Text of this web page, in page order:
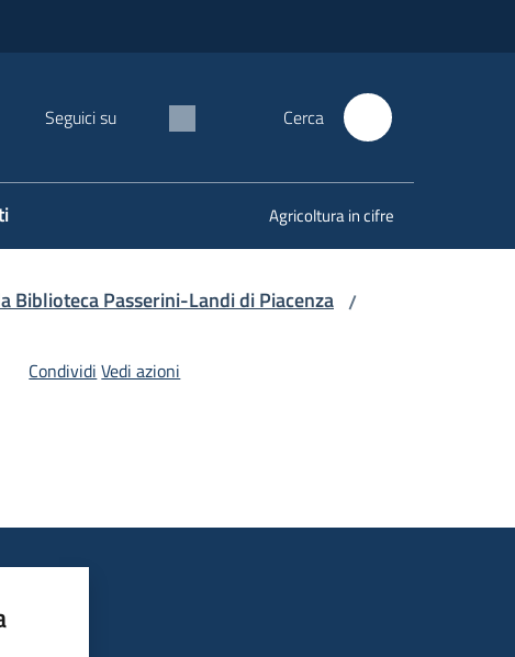
Seguici su Cerca
Agricoltura in cifre
Biblioteca Passerini-Landi di Piacenza /
Condividi Vedi azioni